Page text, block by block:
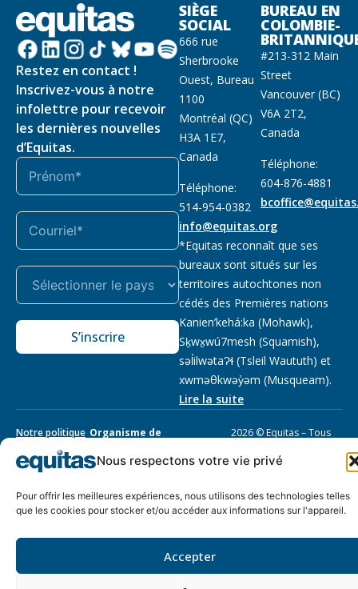
Nous respectons votre vie privé
Pour offrir les meilleures expériences, nous utilisons des technologies telles
que les cookies pour stocker et/ou accéder aux informations sur l'appareil.
Accepter
Restez en contact !
Inscrivez-vous à notre
infolettre pour recevoir
les dernières nouvelles
d’Equitas.
S’inscrire
SIÈGE
SOCIAL
666 rue
Sherbrooke
Ouest, Bureau
1100
Montréal (QC)
H3A 1E7,
Canada
Téléphone:
514-954-0382
info@equitas.org
BUREAU EN
COLOMBIE-
#213-312 Main
Street
Vancouver (BC)
V6A 2T2,
Canada
Téléphone:
604-876-4881
*Equitas reconnaît que ses
bureaux sont situés sur les
territoires autochtones non
cédés des Premières nations
Kanien’kehá:ka (Mohawk),
Sḵwx̱wú7mesh (Squamish),
səl̓ilwətaɁɬ (Tsleil Waututh) et
xwməθkwəy̓əm (Musqueam).
Lire la suite
Notre politique
confidentialité
Organisme de
118833292RR0001
2026 © Equitas – Tous
Phil